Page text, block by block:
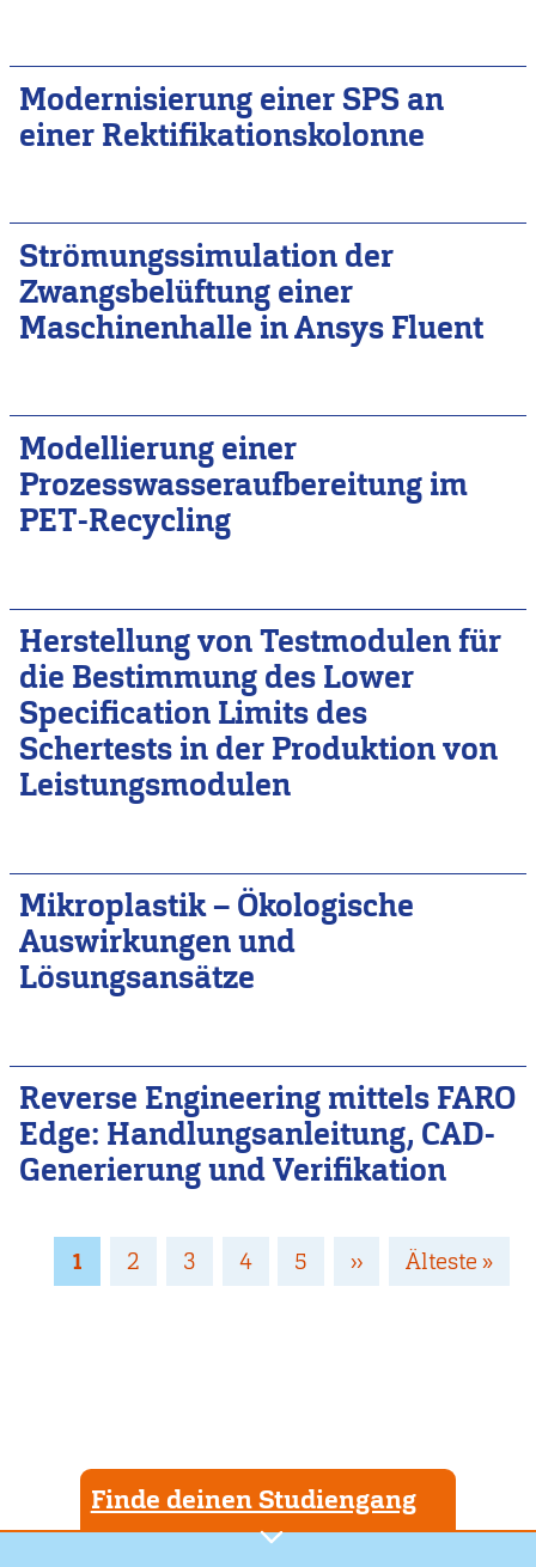
Modernisierung einer SPS an
einer Rektifikationskolonne
Strömungssimulation der
Zwangsbelüftung einer
Maschinenhalle in Ansys Fluent
Modellierung einer
Prozesswasseraufbereitung im
PET-Recycling
Herstellung von Testmodulen für
die Bestimmung des Lower
Specification Limits des
Schertests in der Produktion von
Leistungsmodulen
Mikroplastik – Ökologische
Auswirkungen und
Lösungsansätze
Reverse Engineering mittels FARO
Edge: Handlungsanleitung, CAD-
Generierung und Verifikation
Seitennummerierung
Page
1 Page
2 Page
3 Page
4 Page
5
Nächste
››
Letzte
Älteste »
Finde deinen Studiengang